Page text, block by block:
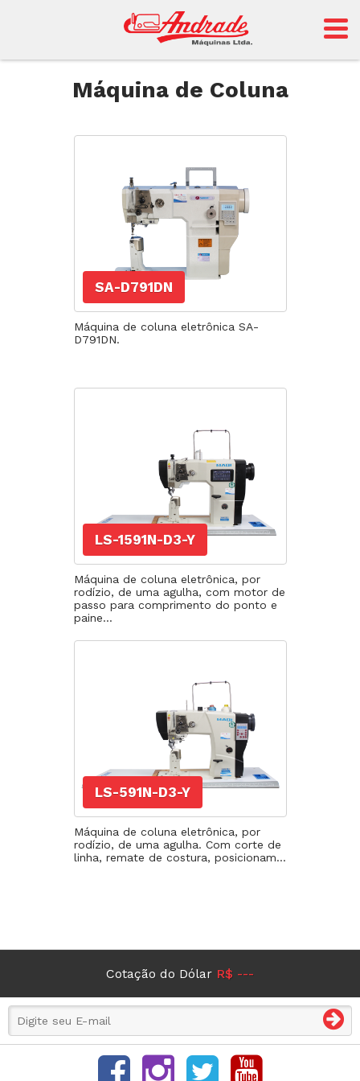
Andrade
Sansei
Máquina de Coluna
SA-D791DN
Máquina de coluna eletrônica SA-
D791DN.
LS-1591N-D3-Y
Máquina de coluna eletrônica, por
rodízio, de uma agulha, com motor de
passo para comprimento do ponto e
paine...
LS-591N-D3-Y
Máquina de coluna eletrônica, por
rodízio, de uma agulha. Com corte de
linha, remate de costura, posicionam...
Cotação do Dólar R$ ---